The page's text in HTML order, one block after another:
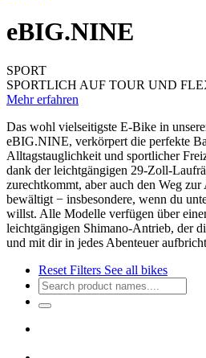
eBIG.NINE
SPORT
SPORTLICH AUF TOUR UND
Mehr erfahren
Das wohl vielseitigste E-Bike in
eBIG.NINE, verkörpert die perfekte
Alltagstauglichkeit und sportlicher
dank der leichtgängigen 29-Zoll-
zurechtkommt, aber auch den Weg
bewältigt − insbesondere, wenn du
willst. Alle Modelle verfügen über
leichtgängigen Shimano-Antrieb, der
und mit dir in jedes Abenteuer
Reset Filters See all bikes